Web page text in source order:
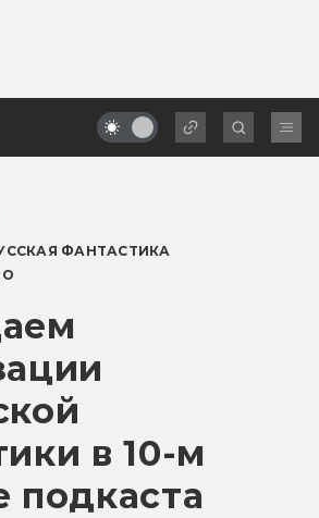
ФАНТАСТИКА
в 10-м
подкаста